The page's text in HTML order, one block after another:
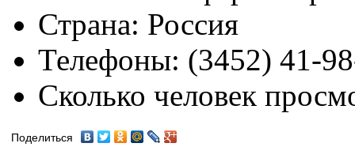
Страна: Россия
Телефоны: (3452) 41-
Сколько человек
Поделиться